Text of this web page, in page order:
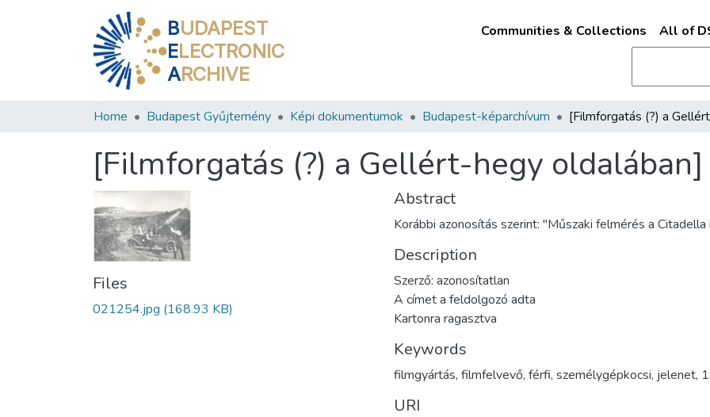
BUDAPEST
ELECTRONIC
ARCHIVE
Communities & Collections All of
Home Budapest Gyűjtemény Képi dokumentumok Budapest-képarchívum
[Filmforgatás (?) a Gellért-hegy oldalában]
Files
021254.jpg (168.93 KB)
Abstract
Korábbi azonosítás szerint: "Műszaki felmérés a
Description
Szerző: azonosítatlan
A címet a feldolgozó adta
Kartonra ragasztva
Keywords
filmgyártás, filmfelvevő, férfi, személygépkocsi, jelenet,
URI